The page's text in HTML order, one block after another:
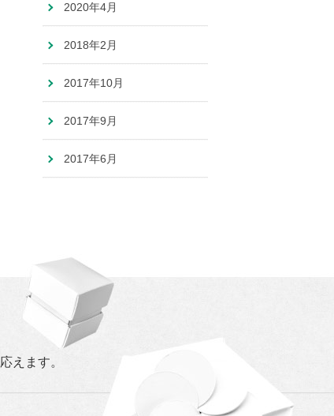
2020年4月
2018年2月
2017年10月
2017年9月
2017年6月
えます。